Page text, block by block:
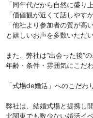
「同年代だから自然に盛り
「価値観が近くて話しやす
「他社より参加者の質が高い
と嬉しいお声を多数いただ
また、弊社は“出会った後”
年齢・条件・雰囲気にこだ
「式場de婚活」へのこだわ
弊社は、結婚式場と提携し
北関東でも数少ない婚活イ